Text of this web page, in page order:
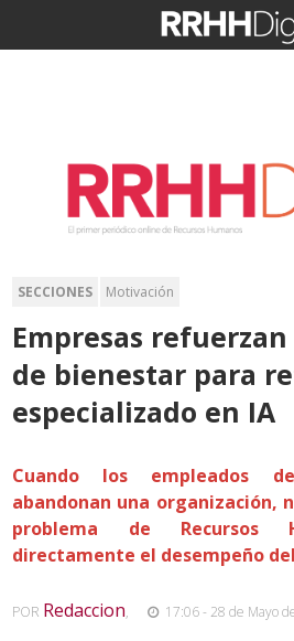
SECCIONES Motivación
Empresas
de bienestar para
especializado en IA
Cuando los empleados
abandonan una organización,
problema de Recursos
directamente el desempeño
POR Redaccion, 17:06 - 28 de Mayo